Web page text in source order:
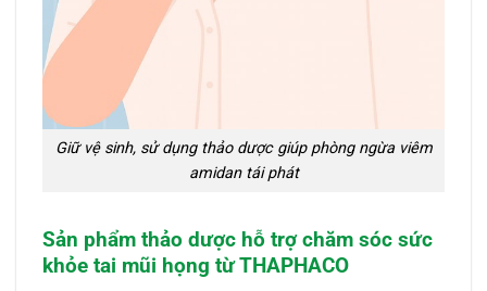
Giữ vệ sinh, sử dụng thảo dược giúp phòng ngừa viêm
amidan tái phát
Sản phẩm thảo dược hỗ trợ chăm sóc sức
khỏe tai mũi họng từ THAPHACO